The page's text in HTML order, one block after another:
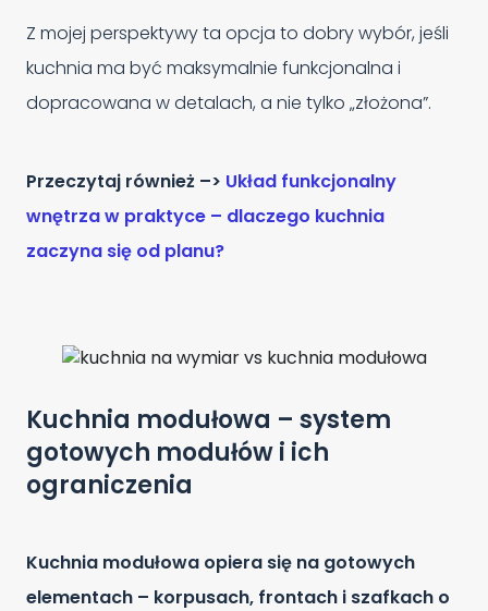
Z mojej perspektywy ta opcja to dobry wybór, jeśli
kuchnia ma być maksymalnie funkcjonalna i
dopracowana w detalach, a nie tylko „złożona”.
Przeczytaj również –> Układ funkcjonalny
wnętrza w praktyce – dlaczego kuchnia
zaczyna się od planu?
Kuchnia modułowa – system
gotowych modułów i ich
ograniczenia
Kuchnia modułowa opiera się na gotowych
elementach – korpusach, frontach i szafkach o